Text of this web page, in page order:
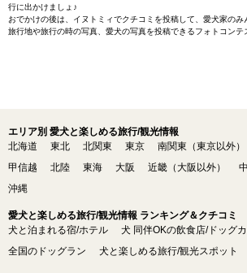
行に出かけましょ♪
おでかけの後は、イヌトミィでクチコミを投稿して、愛犬家のみ
旅行地や旅行の時の写真、愛犬の写真を投稿できるフォトコンテ
エリア別 愛犬と楽しめる旅行/観光情報
北海道
東北 北関東 東京 南関東（東京以外）
甲信越
北陸 東海 大阪 近畿（大阪以外）
沖縄
愛犬と楽しめる旅行/観光情報 ランキング＆クチコミ
犬と泊まれる宿/ホテル
犬 同伴OKの飲食店/ドッグ
全国のドッグラン
犬と楽しめる旅行/観光スポット